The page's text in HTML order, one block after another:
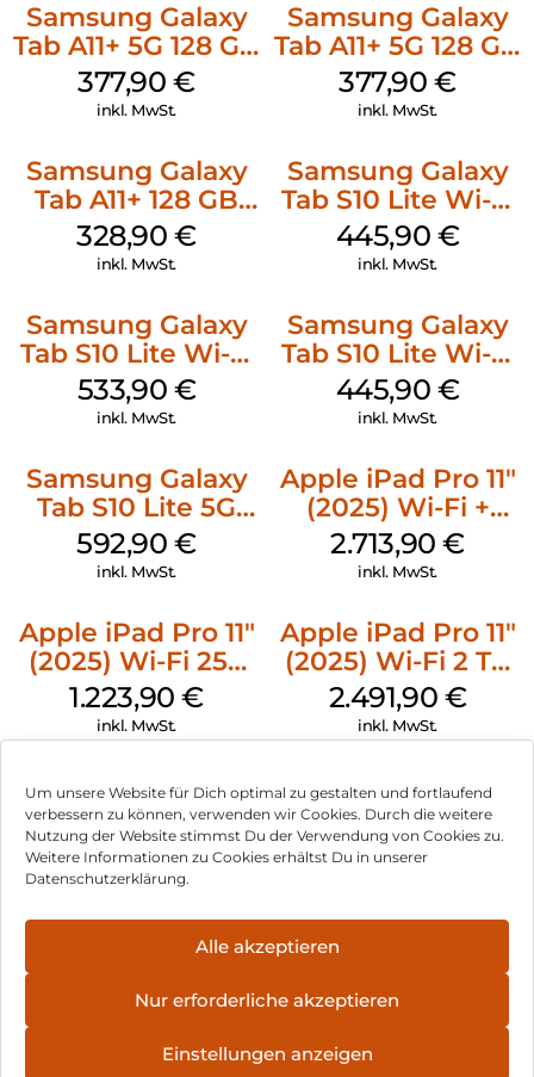
Um unsere Website für Dich optimal zu gestalten und fortlaufend
verbessern zu können, verwenden wir Cookies. Durch die weitere
Nutzung der Website stimmst Du der Verwendung von Cookies zu.
Weitere Informationen zu Cookies erhältst Du in unserer
Datenschutzerklärung.
Alle akzeptieren
Nur erforderliche akzeptieren
Einstellungen anzeigen
Samsung Galaxy
Tab A11+ 5G 128 GB
Silver
377,90€
inkl. MwSt.
Samsung Galaxy
Tab A11+ 5G 128 GB
Gray
377,90€
inkl. MwSt.
Samsung Galaxy
Tab A11+ 128 GB
Gray
328,90€
inkl. MwSt.
Samsung Galaxy
Tab S10 Lite Wi-Fi
128 GB Silver
445,90 €
inkl. MwSt.
Samsung Galaxy
Tab S10 Lite Wi-Fi
256 GB Silver
533,90 €
inkl. MwSt.
Samsung Galaxy
Tab S10 Lite Wi-Fi
128 GB Gray
445,90 €
inkl. MwSt.
Samsung Galaxy
Tab S10 Lite 5G
256 GB Gray
592,90€
inkl. MwSt.
Apple iPad Pro 11″
(2025) Wi-Fi +
Cellular 2 TB
Standardglas
2.713,90€
inkl. MwSt.
Apple iPad Pro 11″
(2025) Wi-Fi 256
GB Standardglas
Space Schwarz
1.223,90€
inkl. MwSt.
Apple iPad Pro 11″
(2025) Wi-Fi 2 TB
Standardglas
Space Schwarz
2.491,90 €
inkl. MwSt.
Impressum
Hinweis zur Batterieentsorgung
Können wir Dir behilflich sein?